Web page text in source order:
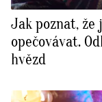
Jak poznat, že
opečovávat.
hvězd